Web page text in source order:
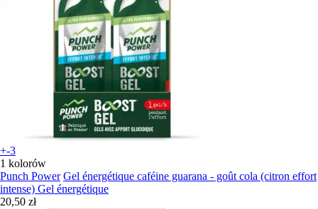
+-3
1 kolorów
Punch Power Gel énergétique caféine guarana - goût cola (citron effort
intense) Gel énergétique
20,50 zł